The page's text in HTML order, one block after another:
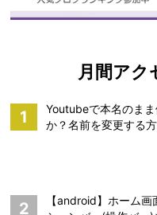
月間アク
1
Youtubeで本名のま
か？名前を変更する方
2
【android】ホーム